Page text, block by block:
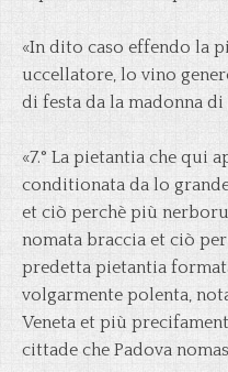
«In dito caso effendo la
uccellatore, lo vino
di festa da la madonna
«7.° La pietantia che qui
conditionata da lo
et ciò perchè più
nomata braccia et ciò
predetta pietantia
volgarmente polenta,
Veneta et più
cittade che Padova